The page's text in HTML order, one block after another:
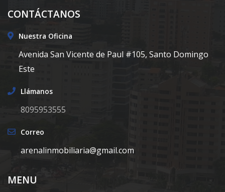
CONTÁCTANOS
Nuestra Oficina
Avenida San Vicente de Paul #105, Santo Domingo
Este
Llámanos
8095953555
Correo
arenalinmobiliaria@gmail.com
MENU